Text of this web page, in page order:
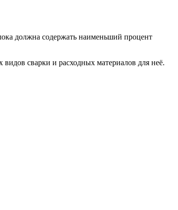
должна содержать наименьший процент
сварки и расходных материалов для неё.